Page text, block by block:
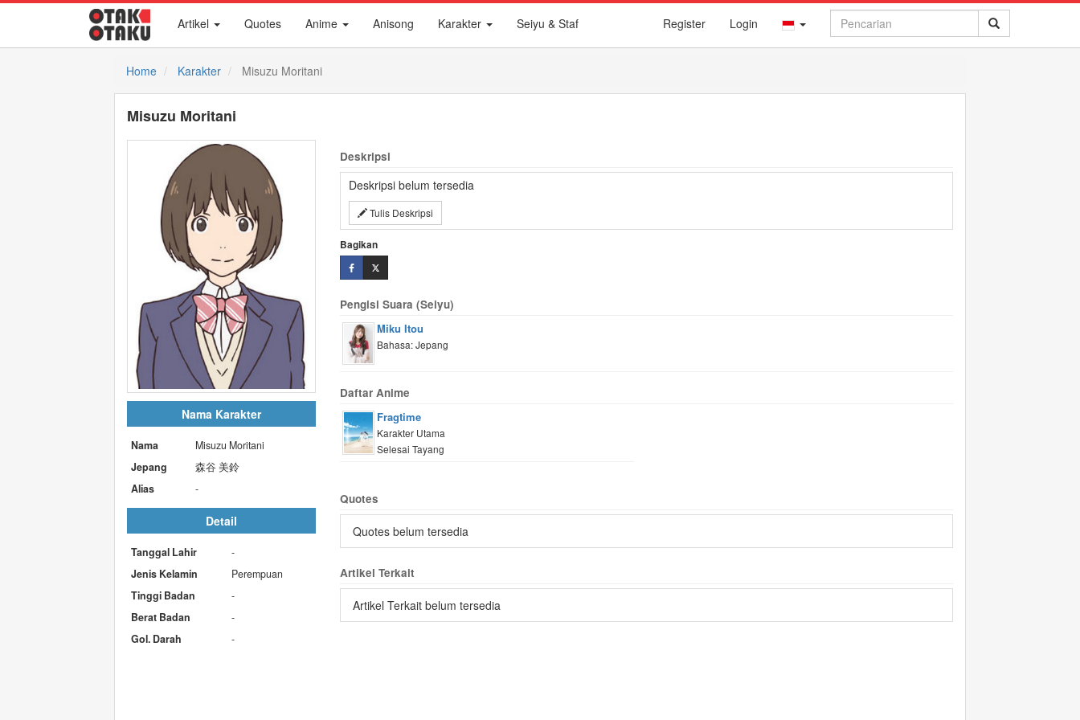
Register Login
Artikel Quotes Anime Anisong Karakter Seiyu & Staf
Home Karakter Misuzu Moritani
Misuzu Moritani
Nama Karakter
Nama
Misuzu Moritani
Jepang
森谷 美鈴
Alias
-
Detail
Tanggal Lahir
-
Jenis Kelamin
Perempuan
Tinggi Badan
-
Berat Badan
-
Gol. Darah
-
Deskripsi
Deskripsi belum tersedia
Tulis Deskripsi
Bagikan
Pengisi Suara (Seiyu)
Miku Itou
Bahasa: Jepang
Daftar Anime
Fragtime
Karakter Utama
Selesai Tayang
Quotes
Quotes belum tersedia
Artikel Terkait
Artikel Terkait belum tersedia